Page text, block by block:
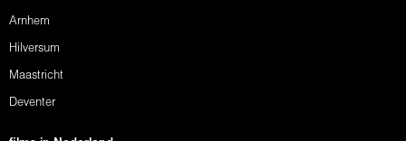
Arnhem
Hilversum
Maastricht
Deventer